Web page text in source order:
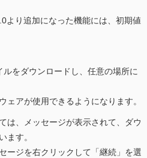
追加になった機能には、初期値
をダウンロードし、任意の場所に
ェアが使用できるようになります。
は、メッセージが表示されて、ダウ
ます。
ージを右クリックして「継続」を選